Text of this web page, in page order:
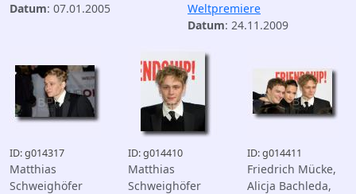
Datum: 07.01.2005
Weltpremiere
Datum: 24.11.2009
ID: g014317
Matthias
Schweighöfer
ID: g014410
Matthias
Schweighöfer
ID: g014411
Friedrich Mücke,
Alicja Bachleda,